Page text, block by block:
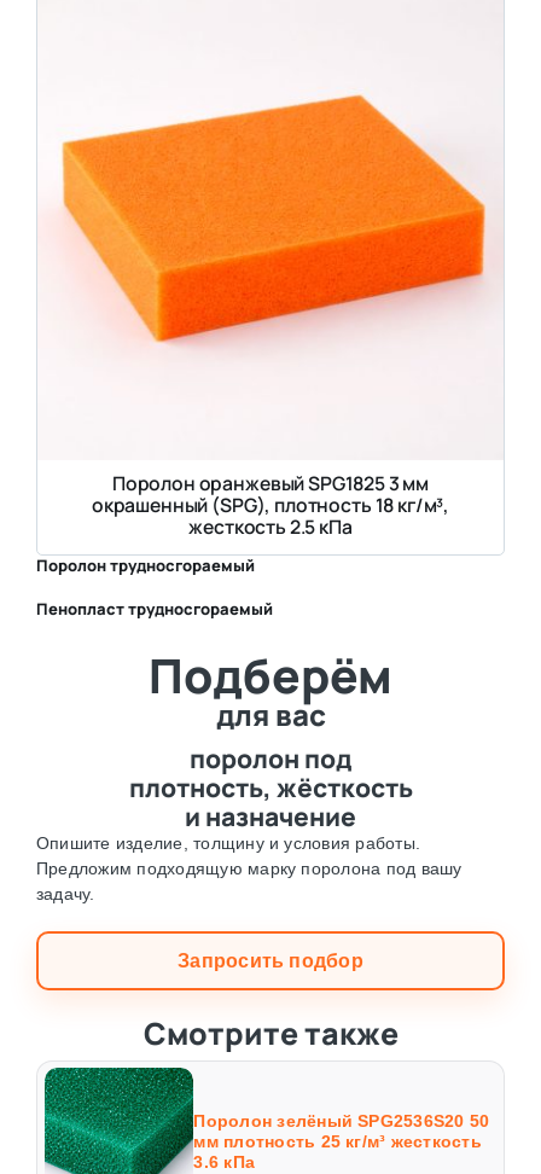
Поролон оранжевый SPG1825 3 мм
окрашенный (SPG), плотность 18 кг/м³,
жесткость 2.5 кПа
Поролон трудносгораемый
Пенопласт трудносгораемый
Подберём
для вас
поролон под
плотность, жёсткость
и назначение
Опишите изделие, толщину и условия работы.
Предложим подходящую марку поролона под вашу
задачу.
Запросить подбор
Смотрите также
Поролон зелёный SPG2536S20 50
мм плотность 25 кг/м³ жесткость
3.6 кПа